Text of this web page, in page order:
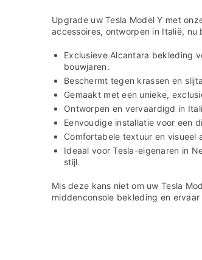
Upgrade uw Tesla Model Y met
accessoires, ontworpen in Italië,
Exclusieve Alcantara bekleding
bouwjaren.
Beschermt tegen krassen en
Gemaakt met een unieke,
Ontworpen en vervaardigd in
Eenvoudige installatie voor een
Comfortabele textuur en visueel
Ideaal voor Tesla-eigenaren in
stijl.
Mis deze kans niet om uw Tesla
middenconsole bekleding en